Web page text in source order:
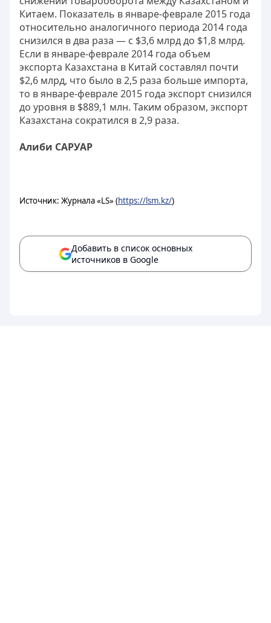
Китаем. Показатель в январе-феврале 2015 года
относительно аналогичного периода 2014 года
снизился в два раза — с $3,6 млрд до $1,8 млрд.
Если в январе-феврале 2014 года объем
экспорта Казахстана в Китай составлял почти
$2,6 млрд, что было в 2,5 раза больше импорта,
то в январе-феврале 2015 года экспорт снизился
до уровня в $889,1 млн. Таким образом, экспорт
Казахстана сократился в 2,9 раза.
Алиби САРУАР
Источник: Журнала «LS» (https://lsm.kz/)
Добавить в список основных
источников в Google